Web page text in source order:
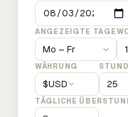
ANGEZEIGTE TAGE
WÄHRUNG
$USD
TÄGLICHE